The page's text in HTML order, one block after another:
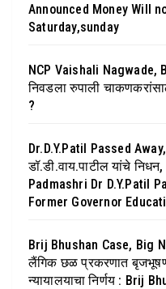
Announced Money Will
Saturday,sunday
NCP Vaishali Nagwade,
निवडला रुपाली
?
Dr.D.Y.Patil Passed
डॉ.डी.वाय.पाटील यांचे
Padmashri Dr D.Y.Patil
Former Governor
Brij Bhushan Case, Big
लैंगिक छळ प्रकरणात बृजभूषण
न्यायालयाचा निर्णय : Brij